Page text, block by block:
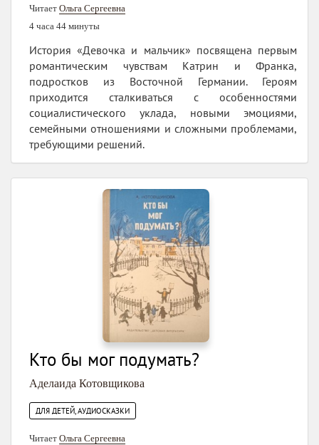
Читает Ольга Сергеевна
4 часа 44 минуты
История «Девочка и мальчик» посвящена первым
романтическим чувствам Катрин и Франка,
подростков из Восточной Германии. Героям
приходится сталкиваться с особенностями
социалистического уклада, новыми эмоциями,
семейными отношениями и сложными проблемами,
требующими решений.
Кто бы мог подумать?
Аделаида Котовщикова
ДЛЯ ДЕТЕЙ, АУДИОСКАЗКИ
Читает Ольга Сергеевна